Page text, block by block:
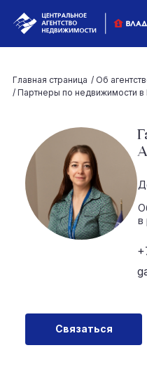
Главная страница / Об
/ Партнеры по недвижимости в
в
Связаться